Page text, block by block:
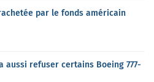
par le fonds américain
aussi refuser certains Boeing 777-